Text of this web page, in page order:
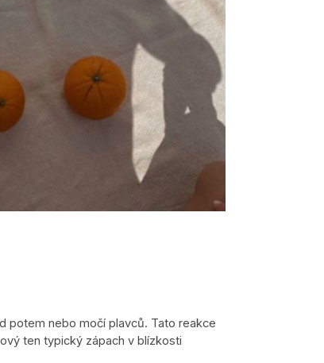
potem nebo močí plavců. Tato reakce
ten typický zápach v blízkosti